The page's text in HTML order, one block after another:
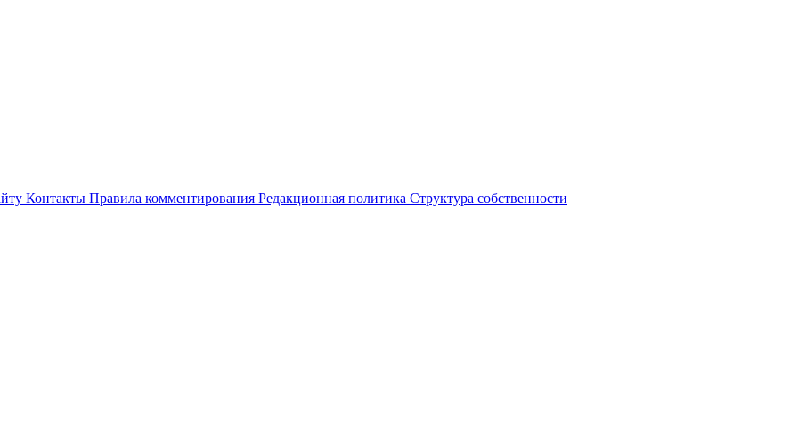
Контакты Правила комментирования Редакционная политика Структура собственности